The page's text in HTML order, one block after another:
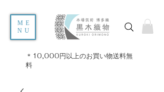
ME
NU
＊10,000円以上のお買い物送料無
料